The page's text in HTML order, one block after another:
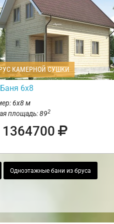
КАМЕРНОЙ СУШКИ
6х8
6х8 м
площадь: 892
1364700
Одноэтажные бани из бруса